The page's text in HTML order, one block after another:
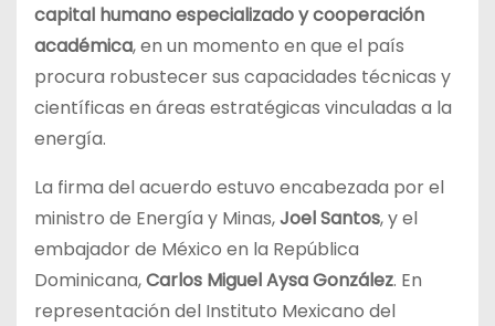
capital humano especializado y cooperación
académica, en un momento en que el país
procura robustecer sus capacidades técnicas y
científicas en áreas estratégicas vinculadas a la
energía.
La firma del acuerdo estuvo encabezada por el
ministro de Energía y Minas,Joel Santos, y el
embajador de México en la República
Dominicana,Carlos Miguel Aysa González. En
representación del Instituto Mexicano del